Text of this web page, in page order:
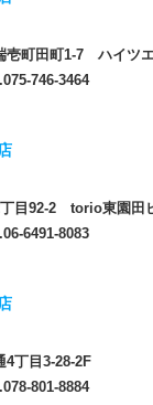
壱町田町1-7 ハイツ
746-3464
目92-2 torio東園田
6491-8083
4丁目3-28-2F
801-8884